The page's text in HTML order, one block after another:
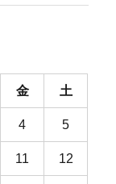
金 土
4 5
11 12